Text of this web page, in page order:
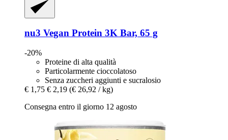
nu3 Vegan Protein 3K Bar, 65 g
-20%
Proteine ​​di alta qualità
Particolarmente cioccolatoso
Senza zuccheri aggiunti e sucralosio
€ 1,75 € 2,19 (€ 26,92 / kg)
Consegna entro il giorno 12 agosto